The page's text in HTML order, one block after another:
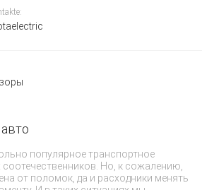
популярное транспортное
Но, к сожалению,
от поломок, да и расходники менять